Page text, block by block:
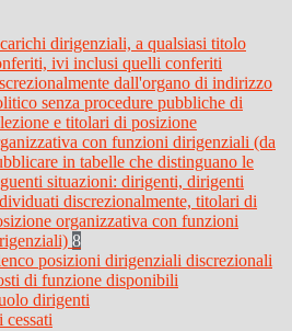
dirigenziali, a qualsiasi titolo
ivi inclusi quelli conferiti
dall'organo di indirizzo
senza procedure pubbliche di
e titolari di posizione
con funzioni dirigenziali (da
in tabelle che distinguano le
situazioni: dirigenti, dirigenti
discrezionalmente, titolari di
organizzativa con funzioni
8
posizioni dirigenziali discrezionali
di funzione disponibili
dirigenti